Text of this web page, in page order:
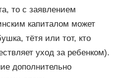
то с заявлением
капиталом может
тётя или тот, кто
уход за ребенком).
дополнительно